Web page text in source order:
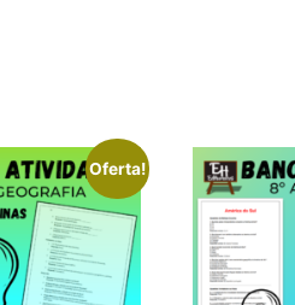
Oferta!